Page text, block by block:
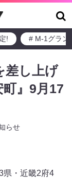
! # M-1グラン
差し上げ
』9月17
らせ
県・近畿2府4